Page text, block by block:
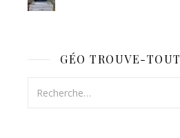
GÉO TROUVE-TOUT